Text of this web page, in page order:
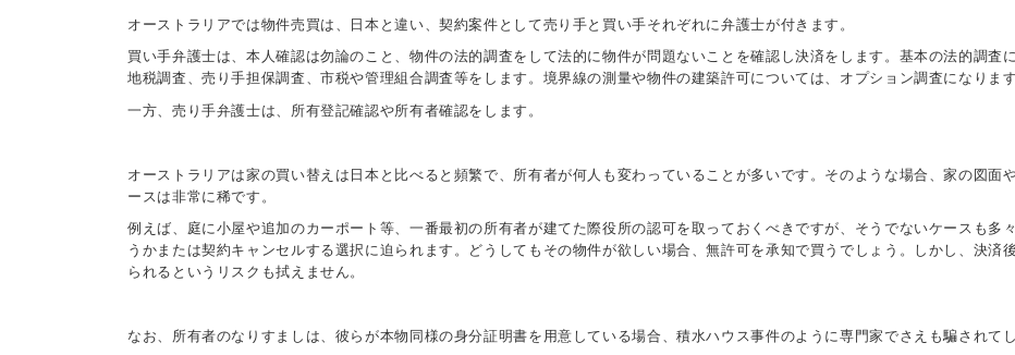
オーストラリアでは物件売買は、日本と違い、契約案件として売り手と買い手それぞれに弁護士が付きます。
買い手弁護士は、本人確認は勿論のこと、物件の法的調査をして法的に物件が問題ないことを確認し決済をします。基本の法的調査
地税調査、売り手担保調査、市税や管理組合調査等をします。境界線の測量や物件の建築許可については、オプション調査になりま
一方、売り手弁護士は、所有登記確認や所有者確認をします。
オーストラリアは家の買い替えは日本と比べると頻繁で、所有者が何人も変わっていることが多いです。そのような場合、家の図面
ースは非常に稀です。
例えば、庭に小屋や追加のカーポート等、一番最初の所有者が建てた際役所の認可を取っておくべきですが、そうでないケースも多
うかまたは契約キャンセルする選択に迫られます。どうしてもその物件が欲しい場合、無許可を承知で買うでしょう。しかし、決済
られるというリスクも拭えません。
なお、所有者のなりすましは、彼らが本物同様の身分証明書を用意している場合、積水ハウス事件のように専門家でさえも騙されて